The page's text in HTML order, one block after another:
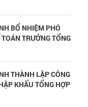
BỔ NHIỆM PHÓ
TRƯỞNG TỔNG
THÀNH LẬP CÔNG
KHẨU TỔNG HỢP